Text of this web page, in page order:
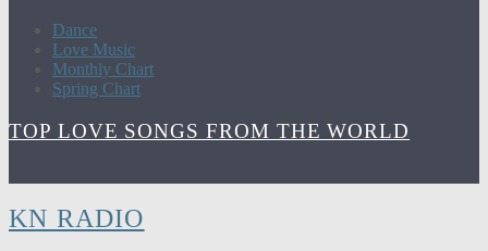
Dance
Love Music
Monthly Chart
Spring Chart
TOP LOVE SONGS FROM THE WORLD
KN RADIO